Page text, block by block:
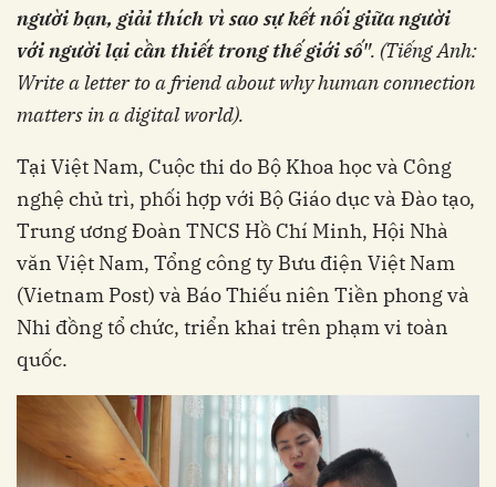
người bạn, giải thích vì sao sự kết nối giữa người
với người lại cần thiết trong thế giới số". (Tiếng Anh:
Write a letter to a friend about why human connection
matters in a digital world).
Tại Việt Nam, Cuộc thi do Bộ Khoa học và Công
nghệ chủ trì, phối hợp với Bộ Giáo dục và Đào tạo,
Trung ương Đoàn TNCS Hồ Chí Minh, Hội Nhà
văn Việt Nam, Tổng công ty Bưu điện Việt Nam
(Vietnam Post) và Báo Thiếu niên Tiền phong và
Nhi đồng tổ chức, triển khai trên phạm vi toàn
quốc.